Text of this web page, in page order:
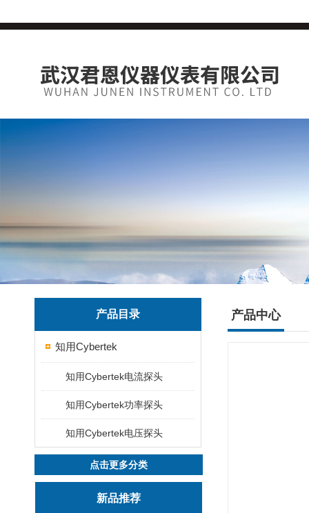
产品目录
知用Cybertek
知用Cybertek电流探头
知用Cybertek功率探头
知用Cybertek电压探头
点击更多分类
新品推荐
产品中心